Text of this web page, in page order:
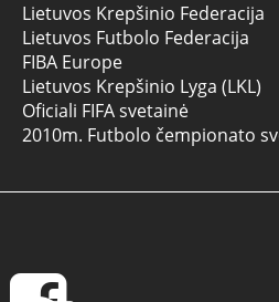
Lietuvos Krepšinio Federacija
Lietuvos Futbolo Federacija
FIBA Europe
Lietuvos Krepšinio Lyga (LKL)
Oficiali FIFA svetainė
2010m. Futbolo čempionato